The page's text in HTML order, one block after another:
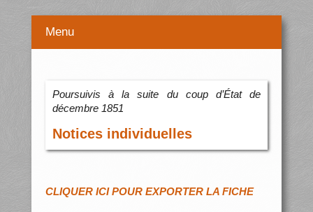
Menu
Poursuivis à la suite du coup d’État de
décembre 1851
Notices individuelles
CLIQUER ICI POUR EXPORTER LA FICHE